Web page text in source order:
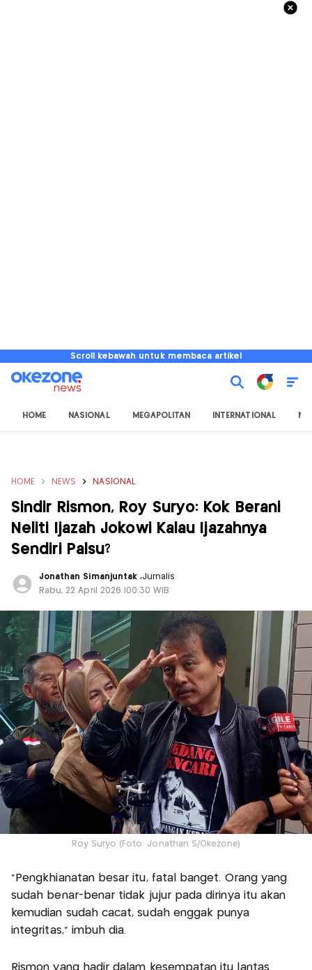
Scroll kebawah untuk membaca artikel
HOME NASIONAL MEGAPOLITAN INTERNATIONAL
HOME NEWS NASIONAL
Sindir Rismon, Roy Suryo: Kok Berani
Neliti Ijazah Jokowi Kalau Ijazahnya
Sendiri Palsu?
Jonathan Simanjuntak,Jurnalis
Rabu, 22 April 2026 |00:30 WIB
Roy Suryo (Foto: Jonathan S/Okezone)
"Pengkhianatan besar itu, fatal banget. Orang yang
sudah benar-benar tidak jujur pada dirinya itu akan
kemudian sudah cacat, sudah enggak punya
integritas," imbuh dia.
Rismon yang hadir dalam kesempatan itu lantas